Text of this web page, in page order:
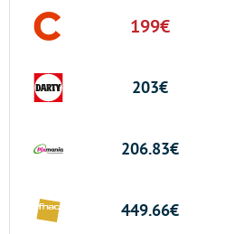
199€
203€
206.83€
449.66€